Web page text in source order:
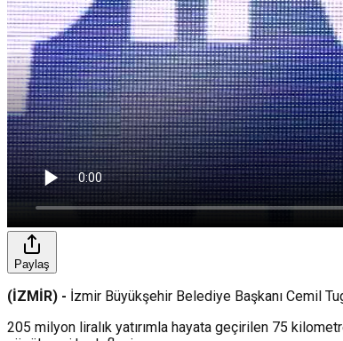
Paylaş
(İZMİR) - İzmir Büyükşehir Belediye Başkanı Cemil
205 milyon liralık yatırımla hayata geçirilen 75